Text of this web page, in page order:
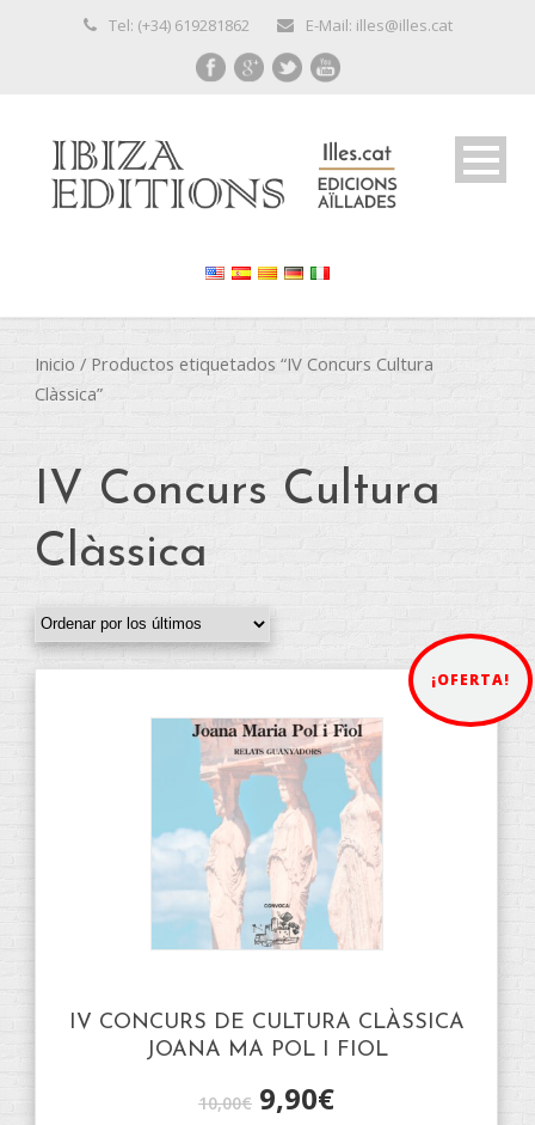
Tel: (+34) 619281862 E-Mail: illes@illes.cat
Inicio / Productos etiquetados “IV Concurs Cultura
Clàssica”
IV Concurs Cultura
Clàssica
¡OFERTA!
IV CONCURS DE CULTURA CLÀSSICA
JOANA MA POL I FIOL
10,00€ 9,90€